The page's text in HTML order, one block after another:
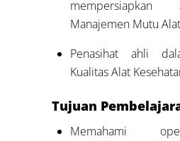
Manajemen Mutu
Penasihat ahli
Kualitas Alat
Tujuan
Memahami